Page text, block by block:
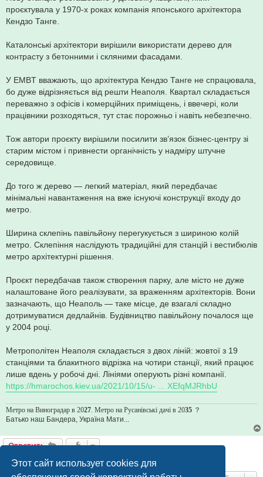
Этот сайт использует cookies для
проєктувала у 1970-х роках компанія японського архітектора
Кендзо Танге.
Каталонські архітектори вирішили використати дерево для
контрасту з бетонними і скляними фасадами.
У EMBT вважають, що архітектура Кендзо Танге не спрацювала,
бо дуже відрізняється від решти Неаполя. Квартал складається
переважно з офісів і комерційних приміщень, і ввечері, коли
працівники розходяться, тут стає порожньо і навіть небезпечно.
Тож автори проєкту вирішили посилити зв’язок бізнес-центру зі
старим містом і привнести органічність у надміру штучне
середовище.
До того ж дерево — легкий матеріал, який передбачає
мінімальні навантаження на вже існуючі конструкції входу до
метро.
Ширина склепінь павільйону перегукується з шириною колій
метро. Склепіння наслідують традиційні для станцій і вестибюлів
метро архітектурні рішення.
Проєкт передбачав також створення парку, але місто не дуже
налаштоване його реалізувати, за враженням архітекторів. Вони
зазначають, що Неаполь — таке місце, де взагалі складно
дотримуватися дедлайнів. Будівництво павільйону почалося ще
у 2004 році.
Метрополітен Неаполя складається з двох ліній: жовтої з 19
станціями та блакитного відрізка на чотири станції, який працює
лише вдень у робочі дні. Лініями оперують різні компанії.
https://hmarochos.kiev.ua/2021/10/15/u- ... XEfqMJRhbU
Метро на Виноградар в 2027. Метро на Русанівські дачі в 2035 ？
Батько наш Бандера, Україна Мати...
Ответить
1 сообщение • Страница